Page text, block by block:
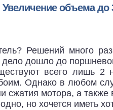
объема до
Решений много
дошло до
всего лишь 2
Однако в любом
сжатия мотора, а
но хочется иметь